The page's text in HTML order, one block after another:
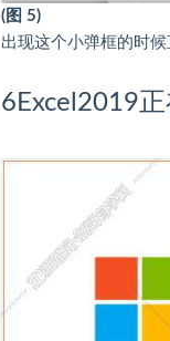
(图 5)
出现这个小弹框的时
6 Excel2019